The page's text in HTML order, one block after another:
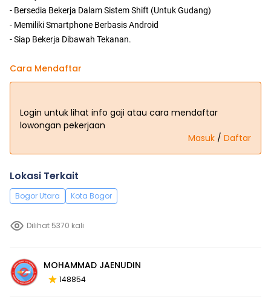
- Bersedia Bekerja Dalam Sistem Shift (Untuk Gudang)
- Memiliki Smartphone Berbasis Android
- Siap Bekerja Dibawah Tekanan.
Cara Mendaftar
Login untuk lihat info gaji atau cara mendaftar
lowongan pekerjaan
Masuk / Daftar
Lokasi Terkait
Bogor Utara Kota Bogor
Dilihat 5370 kali
MOHAMMAD JAENUDIN
148854